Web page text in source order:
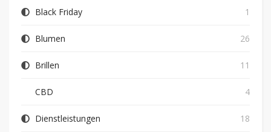
Black Friday 1
Blumen 26
Brillen 11
CBD 4
Dienstleistungen 18